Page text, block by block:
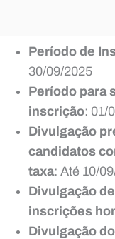
Período de
30/09/2025
Período para
inscrição: 01/
Divulgação
candidatos
taxa: Até 10/
Divulgação
inscrições
Divulgação